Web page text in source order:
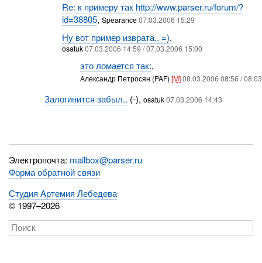
Re: к примеру так http://www.parser.ru/forum/?
id=38805,Spearance07.03.2006 15:29
Ну вот пример изврата.. =),
osatuk07.03.2006 14:59 / 07.03.2006 15:00
это ломается так:,
Александр Петросян (PAF) [M]08.03.2006 08:56 /
Залогинится забыл.. (-), osatuk07.03.2006 14:43
Электропочта: mailbox@parser.ru
Форма обратной связи
Студия Артемия Лебедева
© 1997–2026